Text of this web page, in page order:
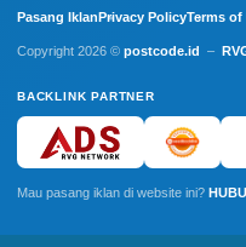
Pasang Iklan Privacy PolicyTerms of
Copyright 2026 © postcode.id –
BACKLINK PARTNER
Mau pasang iklan di website ini?